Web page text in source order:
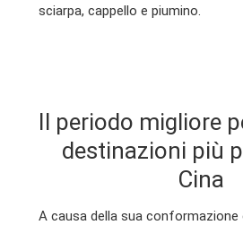
sciarpa, cappello e piumino.
Il periodo migliore
destinazioni più
Cina
A causa della sua conformazione